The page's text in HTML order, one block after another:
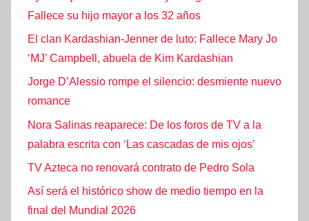
Fallece su hijo mayor a los 32 años
El clan Kardashian-Jenner de luto: Fallece Mary Jo
‘MJ’ Campbell, abuela de Kim Kardashian
Jorge D’Alessio rompe el silencio: desmiente nuevo
romance
Nora Salinas reaparece: De los foros de TV a la
palabra escrita con ‘Las cascadas de mis ojos’
TV Azteca no renovará contrato de Pedro Sola
Así será el histórico show de medio tiempo en la
final del Mundial 2026